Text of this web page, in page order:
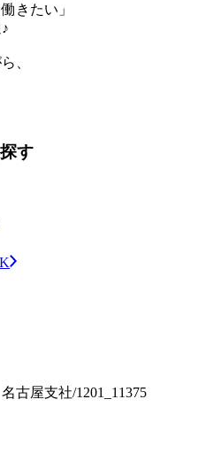
きたい」
、
す
古屋支社/1201_11375